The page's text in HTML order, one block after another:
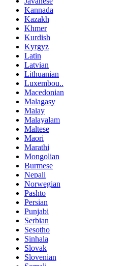
Kannada
Kazakh
Khmer
Kurdish
Kyrgyz
Latin
Latvian
Lithuanian
Luxembou..
Macedonian
Malagasy
Malay
Malayalam
Maltese
Maori
Marathi
Mongolian
Burmese
Nepali
Norwegian
Pashto
Persian
Punjabi
Serbian
Sesotho
Sinhala
Slovak
Slovenian